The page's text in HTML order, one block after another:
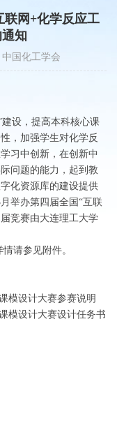
联网+化学反应工
知
国化工学会
设，提高本科核心课
，加强学生对化学反
习中创新，在创新中
问题的能力，起到教
化资源库的建设提供
举办第四届全国“互联
竞赛由大连理工大学
请参见附件。
设计大赛参赛说明
设计大赛设计任务书